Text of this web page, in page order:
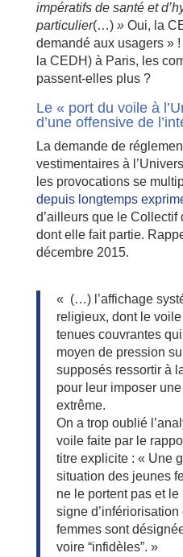
impératifs de santé et
particulier(…)»Oui, la
demandé aux usagers »
la CEDH) à Paris, les
passent-elles plus ?
Le « port du voile à
d’une offensive de
La demande de
vestimentaires à
les provocations se
depuis longtemps
d’ailleurs que le
dont elle fait partie.
décembre 2015.
« (…) l’affichage
religieux, dont le
tenues couvrantes
moyen de pression
supposés ressortir à
pour leur imposer
extrême.
On a trop oublié
voile faite par le
titre explicite : « Une
situation des jeunes
ne le portent pas et
signe
femmes sont
voire “infidèles”. »